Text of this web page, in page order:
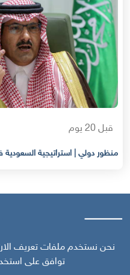
قبل 20 يوم
منظور دولي | استراتيجية السعودية
نحن نستخدم ملفات تعريف
توافق على